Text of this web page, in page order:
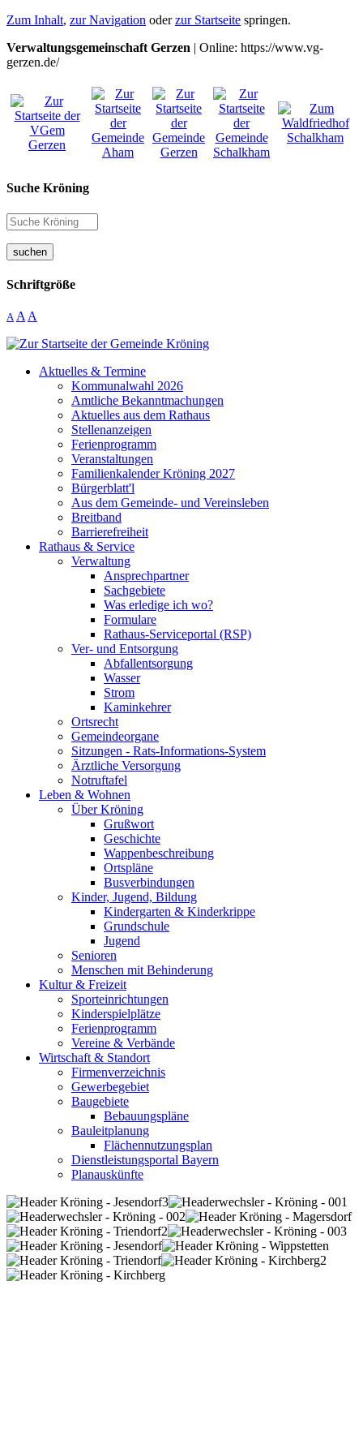
Zum Inhalt, zur Navigation oderzur Startseite springen.
Verwaltungsgemeinschaft Gerzen | Online: https://www.vg-
gerzen.de/
Suche Kröning
suchen
Schriftgröße
A A A
Aktuelles & Termine
Kommunalwahl 2026
Amtliche Bekanntmachungen
Aktuelles aus dem Rathaus
Stellenanzeigen
Ferienprogramm
Veranstaltungen
Familienkalender Kröning 2027
Bürgerblatt'l
Aus dem Gemeinde- und Vereinsleben
Breitband
Barrierefreiheit
Rathaus & Service
Verwaltung
Ansprechpartner
Sachgebiete
Was erledige ich wo?
Formulare
Rathaus-Serviceportal (RSP)
Ver- und Entsorgung
Abfallentsorgung
Wasser
Strom
Kaminkehrer
Ortsrecht
Gemeindeorgane
Sitzungen - Rats-Informations-System
Ärztliche Versorgung
Notruftafel
Leben & Wohnen
Über Kröning
Grußwort
Geschichte
Wappenbeschreibung
Ortspläne
Busverbindungen
Kinder, Jugend, Bildung
Kindergarten & Kinderkrippe
Grundschule
Jugend
Senioren
Menschen mit Behinderung
Kultur & Freizeit
Sporteinrichtungen
Kinderspielplätze
Ferienprogramm
Vereine & Verbände
Wirtschaft & Standort
Firmenverzeichnis
Gewerbegebiet
Baugebiete
Bebauungspläne
Bauleitplanung
Flächennutzungsplan
Dienstleistungsportal Bayern
Planauskünfte